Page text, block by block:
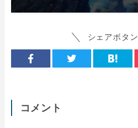
シェアボタン
コメント